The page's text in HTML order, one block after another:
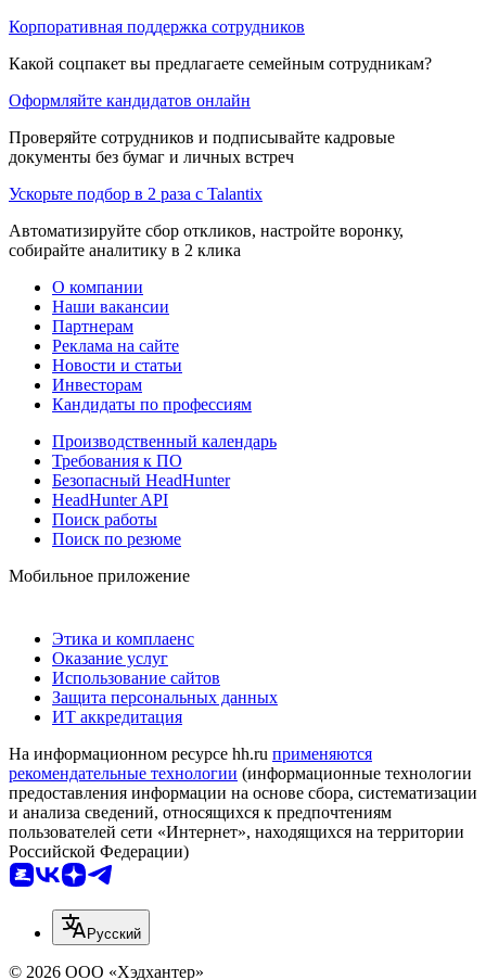
Корпоративная поддержка сотрудников
Какой соцпакет вы предлагаете семейным сотрудникам?
Оформляйте кандидатов онлайн
Проверяйте сотрудников и подписывайте кадровые
документы без бумаг и личных встреч
Ускорьте подбор в 2 раза с Talantix
Автоматизируйте сбор откликов, настройте воронку,
собирайте аналитику в 2 клика
О компании
Наши вакансии
Партнерам
Реклама на сайте
Новости и статьи
Инвесторам
Кандидаты по профессиям
Производственный календарь
Требования к ПО
Безопасный HeadHunter
HeadHunter API
Поиск работы
Поиск по резюме
Мобильное приложение
Этика и комплаенс
Оказание услуг
Использование сайтов
Защита персональных данных
ИТ аккредитация
На информационном ресурсе hh.ru применяются
рекомендательные технологии (информационные технологии
предоставления информации на основе сбора, систематизации
и анализа сведений, относящихся к предпочтениям
пользователей сети «Интернет», находящихся на территории
Российской Федерации)
Русский
© 2026 ООО «Хэдхантер»